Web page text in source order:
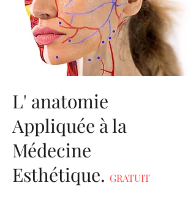
L' anatomie
Appliquée à la
Médecine
Esthétique. GRATUIT